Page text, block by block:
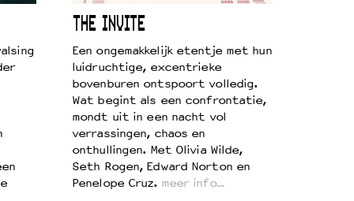
THE INVITE
Een ongemakkelijk etentje met hun
luidruchtige, excentrieke
bovenburen ontspoort volledig.
Wat begint als een confrontatie,
mondt uit in een nacht vol
verrassingen, chaos en
onthullingen. Met Olivia Wilde,
Seth Rogen, Edward Norton en
Penelope Cruz. meer info…